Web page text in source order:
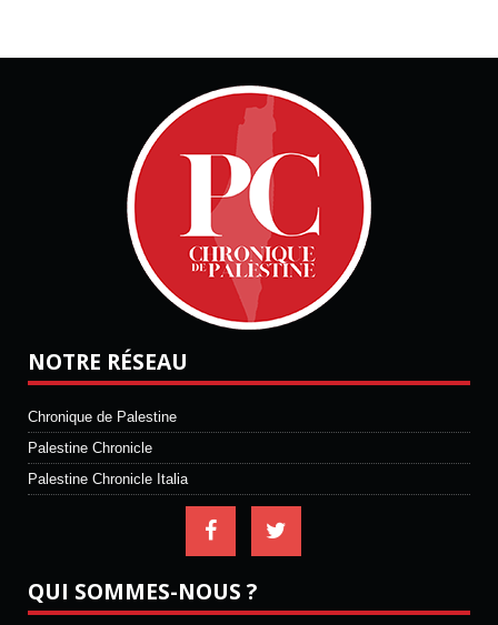
NOTRE RÉSEAU
Chronique de Palestine
Palestine Chronicle
Palestine Chronicle Italia
QUI SOMMES-NOUS ?